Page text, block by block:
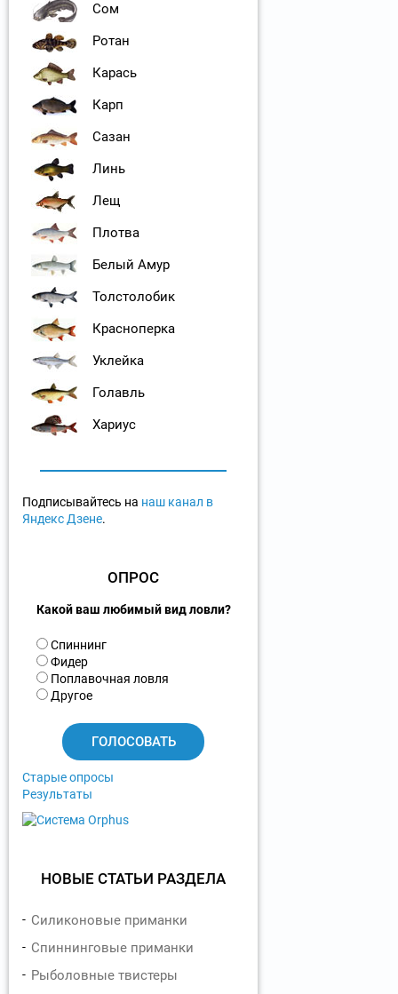
Сом
Ротан
Карась
Карп
Сазан
Линь
Лещ
Плотва
Белый Амур
Толстолобик
Красноперка
Уклейка
Голавль
Хариус
Подписывайтесь на наш канал в
Яндекс Дзене.
ОПРОС
Какой ваш любимый вид ловли?
В
а
р
и
Спиннинг
Фидер
Поплавочная ловля
Другое
Старые опросы
Результаты
НОВЫЕ СТАТЬИ РАЗДЕЛА
Силиконовые приманки
Спиннинговые приманки
Рыболовные твистеры